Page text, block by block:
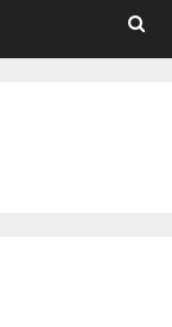
Suchen